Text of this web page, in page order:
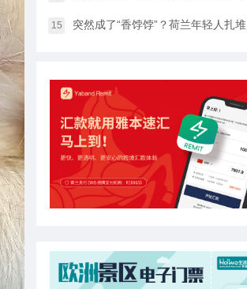
15 突然成了“香饽饽”？荷兰年轻人扎堆当老师，发生了什么？